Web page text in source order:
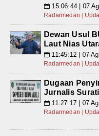
📅 15:06:44 | 07
Radarmedan |
Dewan Usul
Laut Nias
📅 11:45:12 | 07
Radarmedan |
Dugaan
Jurnalis
📅 11:27:17 | 07
Radarmedan |